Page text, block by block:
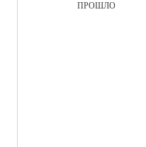
ПРОШЛО